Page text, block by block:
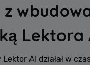
Lektora
AI działał w